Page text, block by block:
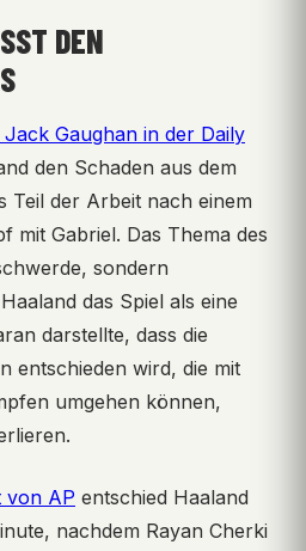
DEN K
Gaughan in der Daily
den Schaden aus dem
Teil der Arbeit nach einem
mit Gabriel. Das Thema des
sondern
das Spiel als eine
darstellte, dass die
entschieden wird, die mit
umgehen können,
von AP entschied Haaland
nachdem Rayan Cherki